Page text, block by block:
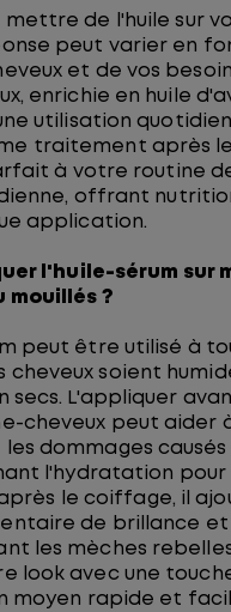
de l'huile sur
peut varier en
et de vos
enrichie en huile
utilisation
traitement après
à votre routine
offrant
application.
l'huile-sérum sur
mouillés ?
peut être utilisé à
cheveux soient
secs. L'appliquer
cheveux peut aider
dommages causés
l'hydratation pour
le coiffage, il
de brillance et
les mèches
look avec une
moyen rapide et